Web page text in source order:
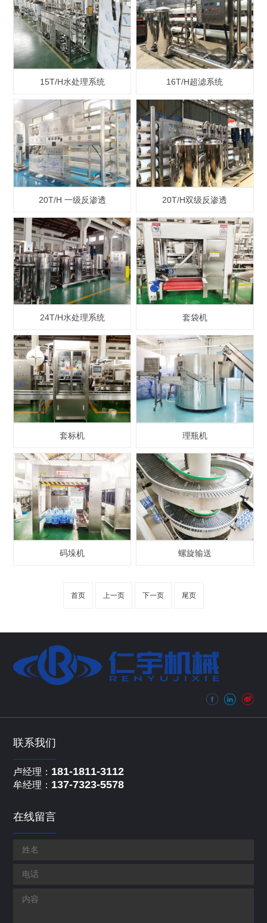
15T/H水处理系统 16T/H超滤系统
20T/H 一级反渗透 20T/H双级反渗透
24T/H水处理系统 套袋机
套标机 理瓶机
码垛机 螺旋输送
首页 上一页 下一页 尾页
联系我们
卢经理： 181-1811-3112
牟经理： 137-7323-5578
在线留言